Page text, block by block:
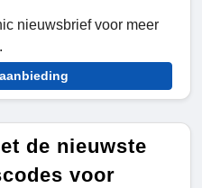
nieuwsbrief voor meer
de nieuwste
voor